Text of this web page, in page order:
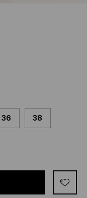
36 38